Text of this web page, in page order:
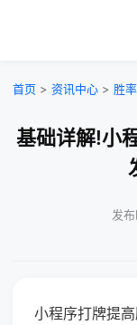
首页 > 资讯中心 > 胜
基础详解!小
发
小程序打牌提